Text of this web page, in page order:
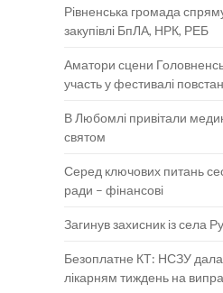
Рівненська громада
закупівлі БпЛА, НРК, РЕБ
Аматори сцени
участь у фестивалі
В Любомлі привітали
святом
Серед ключових питань
ради – фінансові
Загинув захисник із села
Безоплатне КТ: НСЗУ
лікарням тиждень на